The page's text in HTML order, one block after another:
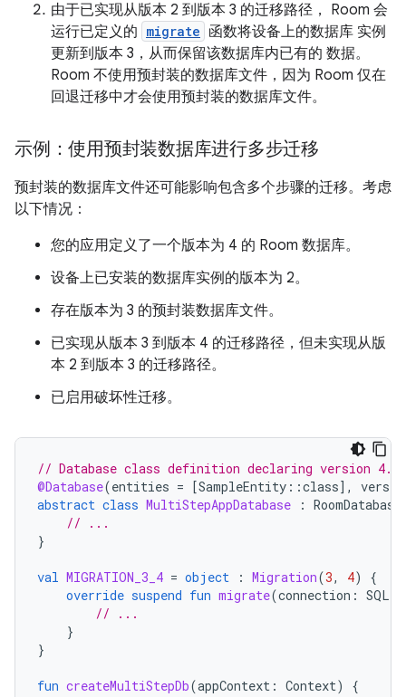
由于已实现从版本 2 到版本 3 的迁移路径， Room 会
运行已定义的 migrate 函数将设备上的数据库 实例
更新到版本 3，从而保留该数据库内已有的 数据。
Room 不使用预封装的数据库文件，因为 Room 仅在
回退迁移中才会使用预封装的数据库文件。
示例：使用预封装数据库进行多步迁移
预封装的数据库文件还可能影响包含多个步骤的迁移。考虑
以下情况：
您的应用定义了一个版本为 4 的 Room 数据库。
设备上已安装的数据库实例的版本为 2。
存在版本为 3 的预封装数据库文件。
已实现从版本 3 到版本 4 的迁移路径，但未实现从版
本 2 到版本 3 的迁移路径。
已启用破坏性迁移。
// Database class definition declaring version 4.
@Database(entities = [SampleEntity ::class] ,
abstract class MultiStepAppDatabase : RoomDatabase
// ...
}
val MIGRATION_3_4 = object : Migration(3, 4)
{
override suspend fun migrate(connection :
// ...
}
}
fun createMultiStepDb(appContext : Context)
{